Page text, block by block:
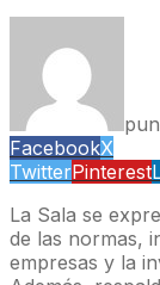
FacebookX
TwitterPinterest
La Sala se
de las normas,
empresas y la